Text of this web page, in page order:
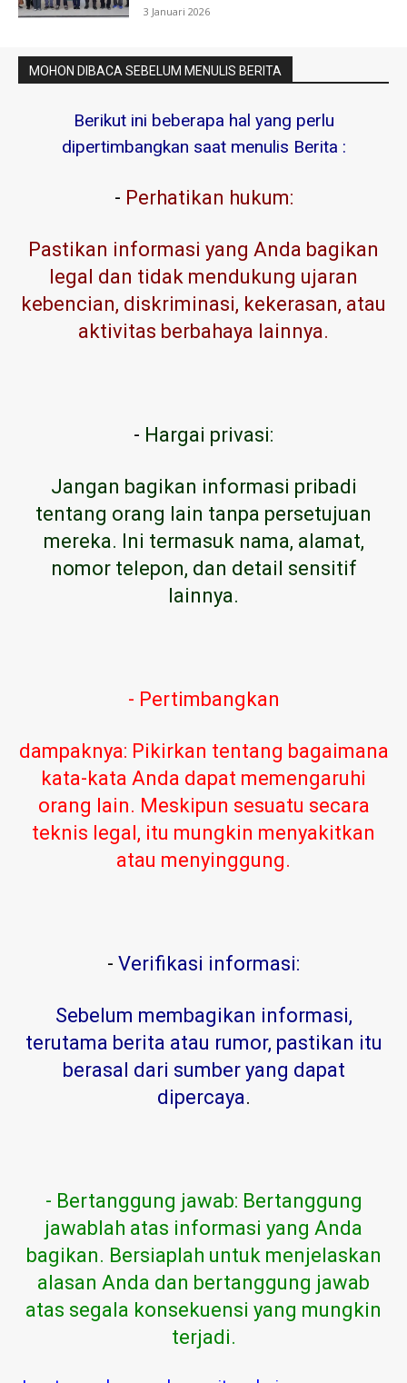
3 Januari 2026
MOHON DIBACA SEBELUM MENULIS BERITA
Berikut ini beberapa hal yang perlu
dipertimbangkan saat menulis Berita :
- Perhatikan hukum:
Pastikan informasi yang Anda bagikan
legal dan tidak mendukung ujaran
kebencian, diskriminasi, kekerasan, atau
aktivitas berbahaya lainnya.
- Hargai privasi:
Jangan bagikan informasi pribadi
tentang orang lain tanpa persetujuan
mereka. Ini termasuk nama, alamat,
nomor telepon, dan detail sensitif
lainnya.
- Pertimbangkan
dampaknya: Pikirkan tentang bagaimana
kata-kata Anda dapat memengaruhi
orang lain. Meskipun sesuatu secara
teknis legal, itu mungkin menyakitkan
atau menyinggung.
- Verifikasi informasi:
Sebelum membagikan informasi,
terutama berita atau rumor, pastikan itu
berasal dari sumber yang dapat
dipercaya.
- Bertanggung jawab: Bertanggung
jawablah atas informasi yang Anda
bagikan. Bersiaplah untuk menjelaskan
alasan Anda dan bertanggung jawab
atas segala konsekuensi yang mungkin
terjadi.